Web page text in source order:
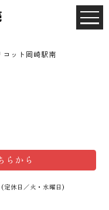
コット岡崎駅南
らから
休日／火・水曜日)